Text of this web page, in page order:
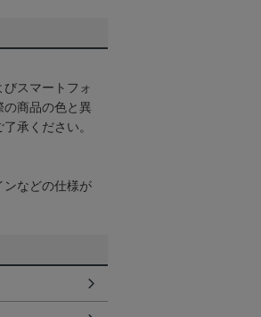
スマートフォ
の商品の色と異
承ください。
ンなどの仕様が